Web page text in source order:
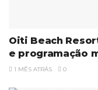
Oiti Beach
e programação
1 MÊS ATRÁS 0